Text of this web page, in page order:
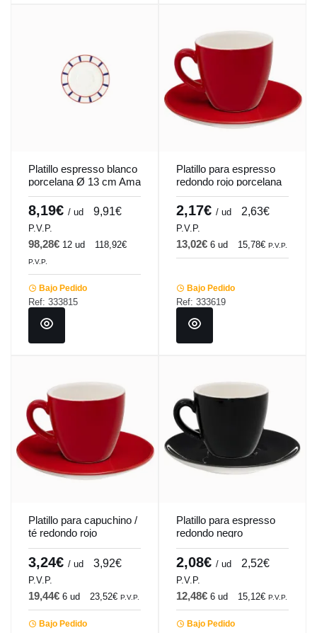
Platillo espresso blanco
porcelana Ø 13 cm Ama
Pro.mundi
8,19€ / ud 9,91€
P.V.P.
98,28€ 12 ud 118,92€
P.V.P.
Bajo Pedido
Ref: 333815
Platillo para espresso
redondo rojo porcelana
Ø 12 cm Emotions
Pro.mundi
2,17€ / ud 2,63€
P.V.P.
13,02€ 6 ud 15,78€ P.V.P.
Bajo Pedido
Ref: 333619
Platillo para capuchino /
té redondo rojo
porcelana Ø 14 cm
Emotions Pro.mundi
3,24€ / ud 3,92€
P.V.P.
19,44€ 6 ud 23,52€ P.V.P.
Bajo Pedido
Platillo para espresso
redondo negro
porcelana Ø 12 cm
Emotions Pro.mundi
2,08€ / ud 2,52€
P.V.P.
12,48€ 6 ud 15,12€ P.V.P.
Bajo Pedido